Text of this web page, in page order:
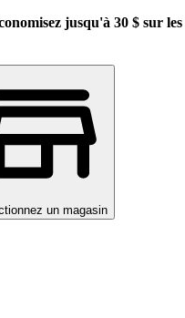
jusqu'à 30 $ sur
un magasin